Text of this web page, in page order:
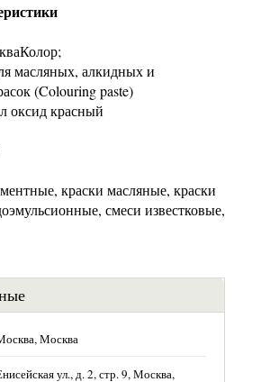
масляных, алкидных и
(Colouring paste)
оксид красный
краски масляные, краски
смеси известковые,
Москва
ул., д. 2, стр. 9, Москва,